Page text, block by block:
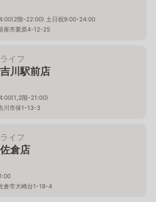
階-22:00) 土日祝9:00-24:00
座市栗原4-12-25
ライフ
吉川駅前店
階-21:00)
川市保1-13-3
ライフ
佐倉店
倉市大崎台1-18-4